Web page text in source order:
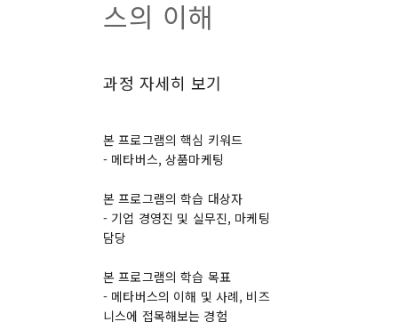
스의 이해
과정 자세히 보기
본 프로그램의 핵심 키워드
- 메타버스, 상품마케팅
본 프로그램의 학습 대상자
- 기업 경영진 및 실무진, 마케팅
담당
본 프로그램의 학습 목표
- 메타버스의 이해 및 사례, 비즈
니스에 접목해보는 경험